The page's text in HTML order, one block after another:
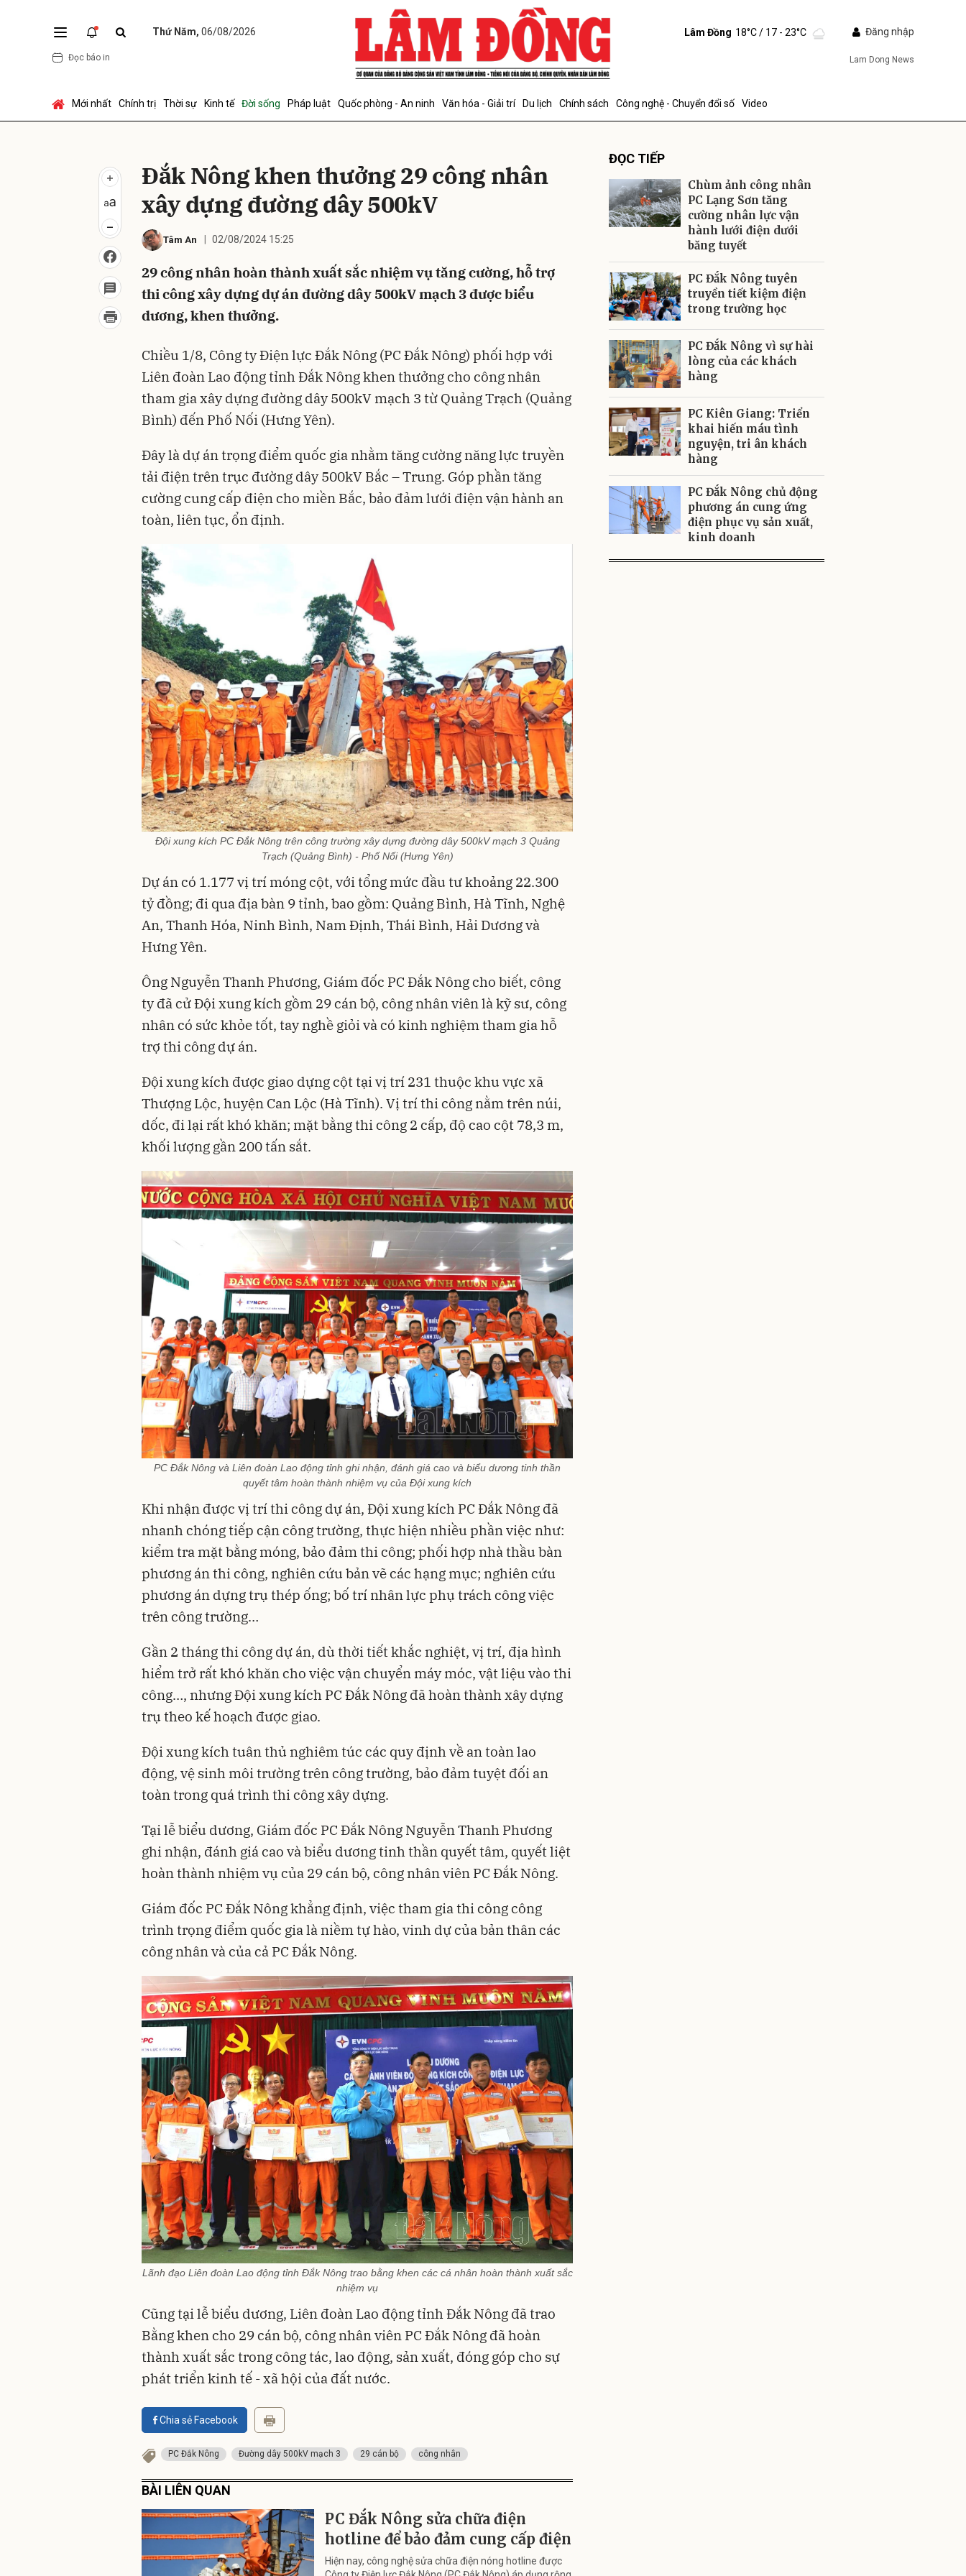
Thứ Năm, 06/08/2026
Đọc báo in
Lâm Đồng 18°C/ 17 - 23°C Đăng nhập
Lam Dong News
Mới nhất Chính trị Thời sự Kinh tế Đời sống Pháp luật Quốc phòng - An ninh Văn hóa - Giải trí Du lịch Chính sách Công nghệ - Chuyển đổi số Video
Đắk Nông khen thưởng 29 công nhân
xây dựng đường dây 500kV
Tâm An 02/08/2024 15:25
29 công nhân hoàn thành xuất sắc nhiệm vụ tăng cường, hỗ trợ
thi công xây dựng dự án đường dây 500kV mạch 3 được biểu
dương, khen thưởng.
Chiều 1/8, Công ty Điện lực Đắk Nông (PC Đắk Nông) phối hợp với
Liên đoàn Lao động tỉnh Đắk Nông khen thưởng cho công nhân
tham gia xây dựng đường dây 500kV mạch 3 từ Quảng Trạch (Quảng
Bình) đến Phố Nối (Hưng Yên).
Đây là dự án trọng điểm quốc gia nhằm tăng cường năng lực truyền
tải điện trên trục đường dây 500kV Bắc – Trung. Góp phần tăng
cường cung cấp điện cho miền Bắc, bảo đảm lưới điện vận hành an
toàn, liên tục, ổn định.
Đội xung kích PC Đắk Nông trên công trường xây dựng đường dây 500kV mạch 3 Quảng
Trạch (Quảng Bình) - Phố Nối (Hưng Yên)
Dự án có 1.177 vị trí móng cột, với tổng mức đầu tư khoảng 22.300
tỷ đồng; đi qua địa bàn 9 tỉnh, bao gồm: Quảng Bình, Hà Tĩnh, Nghệ
An, Thanh Hóa, Ninh Bình, Nam Định, Thái Bình, Hải Dương và
Hưng Yên.
Ông Nguyễn Thanh Phương, Giám đốc PC Đắk Nông cho biết, công
ty đã cử Đội xung kích gồm 29 cán bộ, công nhân viên là kỹ sư, công
nhân có sức khỏe tốt, tay nghề giỏi và có kinh nghiệm tham gia hỗ
trợ thi công dự án.
Đội xung kích được giao dựng cột tại vị trí 231 thuộc khu vực xã
Thượng Lộc, huyện Can Lộc (Hà Tĩnh). Vị trí thi công nằm trên núi,
dốc, đi lại rất khó khăn; mặt bằng thi công 2 cấp, độ cao cột 78,3 m,
khối lượng gần 200 tấn sắt.
PC Đắk Nông và Liên đoàn Lao động tỉnh ghi nhận, đánh giá cao và biểu dương tinh thần
quyết tâm hoàn thành nhiệm vụ của Đội xung kích
Khi nhận được vị trí thi công dự án, Đội xung kích PC Đắk Nông đã
nhanh chóng tiếp cận công trường, thực hiện nhiều phần việc như:
kiểm tra mặt bằng móng, bảo đảm thi công; phối hợp nhà thầu bàn
phương án thi công, nghiên cứu bản vẽ các hạng mục; nghiên cứu
phương án dựng trụ thép ống; bố trí nhân lực phụ trách công việc
trên công trường…
Gần 2 tháng thi công dự án, dù thời tiết khắc nghiệt, vị trí, địa hình
hiểm trở rất khó khăn cho việc vận chuyển máy móc, vật liệu vào thi
công…, nhưng Đội xung kích PC Đắk Nông đã hoàn thành xây dựng
trụ theo kế hoạch được giao.
Đội xung kích tuân thủ nghiêm túc các quy định về an toàn lao
động, vệ sinh môi trường trên công trường, bảo đảm tuyệt đối an
toàn trong quá trình thi công xây dựng.
Tại lễ biểu dương, Giám đốc PC Đắk Nông Nguyễn Thanh Phương
ghi nhận, đánh giá cao và biểu dương tinh thần quyết tâm, quyết liệt
hoàn thành nhiệm vụ của 29 cán bộ, công nhân viên PC Đắk Nông.
Giám đốc PC Đắk Nông khẳng định, việc tham gia thi công công
trình trọng điểm quốc gia là niềm tự hào, vinh dự của bản thân các
công nhân và của cả PC Đắk Nông.
Lãnh đạo Liên đoàn Lao động tỉnh Đắk Nông trao bằng khen các cá nhân hoàn thành xuất sắc
nhiệm vụ
Cũng tại lễ biểu dương, Liên đoàn Lao động tỉnh Đắk Nông đã trao
Bằng khen cho 29 cán bộ, công nhân viên PC Đắk Nông đã hoàn
thành xuất sắc trong công tác, lao động, sản xuất, đóng góp cho sự
phát triển kinh tế - xã hội của đất nước.
Chia sẻ Facebook
PC Đắk Nông Đường dây 500kV mạch 3 29 cán bộ công nhân
BÀI LIÊN QUAN
PC Đắk Nông sửa chữa điện
hotline để bảo đảm cung cấp điện
Hiện nay, công nghệ sửa chữa điện nóng hotline được
ĐỌC TIẾP
Chùm ảnh công nhân
PC Lạng Sơn tăng
cường nhân lực vận
hành lưới điện dưới
băng tuyết
PC Đắk Nông tuyên
truyền tiết kiệm điện
trong trường học
PC Đắk Nông vì sự hài
lòng của các khách
hàng
PC Kiên Giang: Triển
khai hiến máu tình
nguyện, tri ân khách
hàng
PC Đắk Nông chủ động
phương án cung ứng
điện phục vụ sản xuất,
kinh doanh
Gửi bình luận